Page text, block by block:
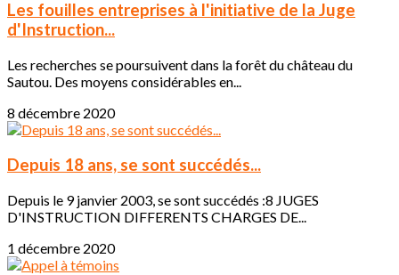
Les fouilles entreprises à l'initiative de la Juge
d'Instruction...
Les recherches se poursuivent dans la forêt du château du
Sautou. Des moyens considérables en...
8 décembre 2020
Depuis 18 ans, se sont succédés...
Depuis le 9 janvier 2003, se sont succédés :8 JUGES
D'INSTRUCTION DIFFERENTS CHARGES DE...
1 décembre 2020